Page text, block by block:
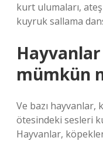
kurt ulumaları, ateş
kuyruk sallama
mümkün
Ve bazı hayvanlar,
ötesindeki sesleri
Hayvanlar,